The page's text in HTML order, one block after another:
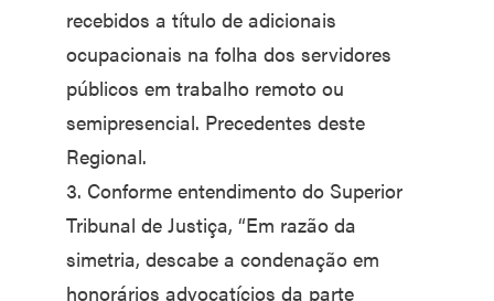
recebidos a título de adicionais
ocupacionais na folha dos servidores
públicos em trabalho remoto ou
semipresencial. Precedentes deste
Regional.
3. Conforme entendimento do Superior
Tribunal de Justiça, “Em razão da
simetria, descabe a condenação em
honorários advocatícios da parte